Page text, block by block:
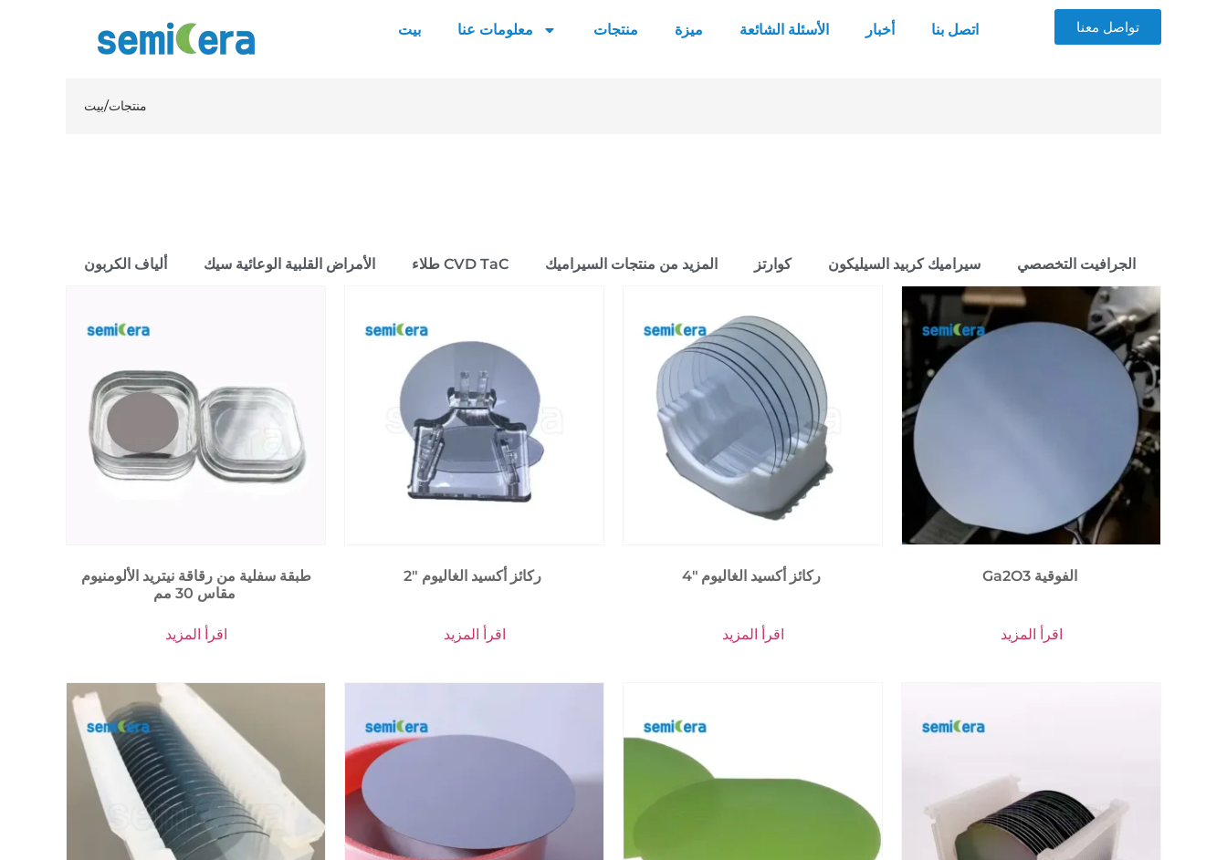
بيت معلومات عنا منتجات ميزة الأسئلة الشائعة أخبار اتصل بنا تواصل معنا
بيت/منتجات
ألياف الكربون الأمراض القلبية الوعائية سيك طلاء CVD TaC المزيد من منتجات السيراميك كوارتز سيراميك كربيد السيليكون الجرافيت التخصصي
طبقة سفلية من رقاقة نيتريد الألومنيوم
اقرأ المزيد اقرأ المزيد
4″ ركائز أكسيد الغاليوم
اقرأ المزيد اقرأ المزيد